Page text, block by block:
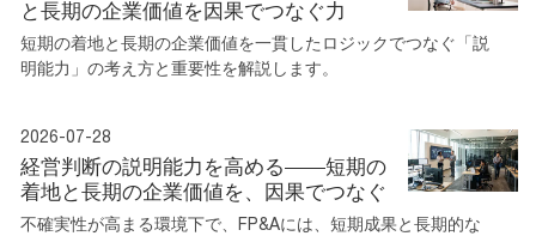
と長期の企業価値を因果でつなぐ力
短期の着地と長期の企業価値を一貫したロジックでつなぐ「説
明能力」の考え方と重要性を解説します。
2026-07-28
経営判断の説明能力を高める――短期の
着地と長期の企業価値を、因果でつなぐ
不確実性が高まる環境下で、FP&Aには、短期成果と長期的な